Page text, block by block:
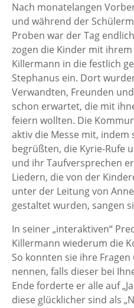
Nach monatelangen
und während der
Proben war der Tag
zogen die Kinder mit
Killermann in die festlich
Stephanus ein. Dort
Verwandten, Freunden
schon erwartet, die mit
feiern wollten. Die
aktiv die Messe mit, indem
begrüßten, die Kyrie-Rufe
und ihr Taufversprechen
Liedern, die von der
unter der Leitung von
gestaltet wurden, sangen
In seiner „interaktiven“
Killermann wiederum die
So konnten sie ihre
nennen, falls dieser bei
Ende forderte er alle auf
diese glücklicher sind als